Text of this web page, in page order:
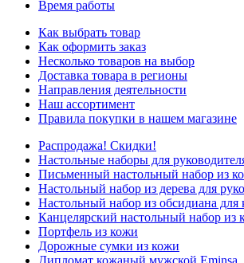
Время работы
Как выбрать товар
Как оформить заказ
Несколько товаров на выбор
Доставка товара в регионы
Направления деятельности
Наш ассортимент
Правила покупки в нашем магазине
Распродажа! Скидки!
Настольные наборы для
Письменный настольный набор из
Настольный набор из дерева для
Настольный набор из обсидиана для
Канцелярский настольный набор из
Портфель из кожи
Дорожные сумки из кожи